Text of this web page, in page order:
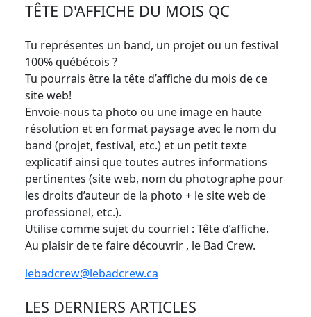
TÊTE D'AFFICHE DU MOIS QC
Tu représentes un band, un projet ou un festival
100% québécois ?
Tu pourrais être la tête d’affiche du mois de ce
site web!
Envoie-nous ta photo ou une image en haute
résolution et en format paysage avec le nom du
band (projet, festival, etc.) et un petit texte
explicatif ainsi que toutes autres informations
pertinentes (site web, nom du photographe pour
les droits d’auteur de la photo + le site web de
professionel, etc.).
Utilise comme sujet du courriel : Tête d’affiche.
Au plaisir de te faire découvrir , le Bad Crew.
lebadcrew@lebadcrew.ca
LES DERNIERS ARTICLES